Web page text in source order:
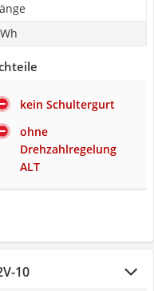
kein Schultergurt
ohne
Drehzahlregelung
ALT
10